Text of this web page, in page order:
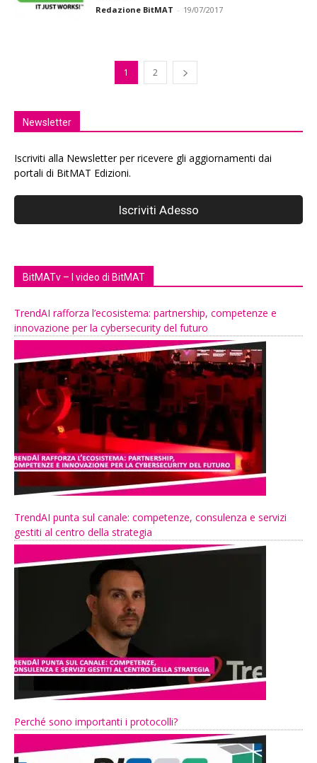
Redazione BitMAT - 19/07/2017
1 2
Newsletter
Iscriviti alla Newsletter per ricevere gli aggiornamenti dai
portali di BitMAT Edizioni.
BitMATv – I video di BitMAT
TrendAI rafforza l’ecosistema: partnership, competenze e
innovazione per la cybersecurity del futuro
TrendAI punta sul canale: competenze, consulenza e servizi
gestiti al centro della strategia
Perché sono importanti i protocolli?